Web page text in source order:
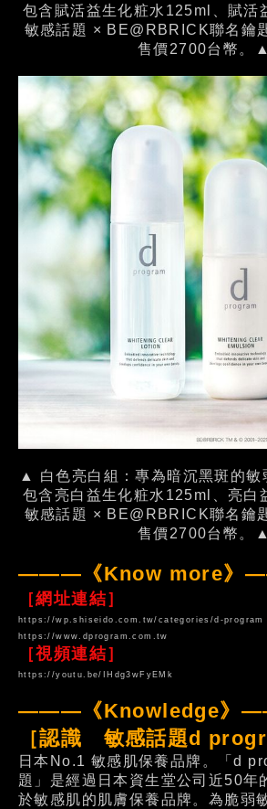
包含賦活益生化粧水125ml、賦活
敏感話題 × BE@RBRICK聯名鑰
售價2700台幣。▲
▲ 白色亮白組：專為暗沉黑斑的敏
包含亮白益生化粧水125ml、亮白
敏感話題 × BE@RBRICK聯名鑰
售價2700台幣。▲
———《Know more》
［網址連結］
https://wp.shiseido.com.tw/categories/d-program
https://www.dprogram.com.tw
［視頻連結］
https://youtu.be/IHdg3wFyEMk
———《Knowledge》
［認識 敏感話題d
日本No.1 敏感肌保養品牌。「d
題」是經過日本資生堂公司近50年
於敏感肌的肌膚保養品牌。為脆弱